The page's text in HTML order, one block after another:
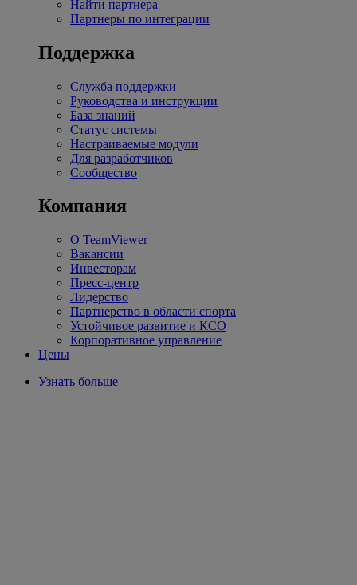
Найти партнера
Партнеры по интеграции
Поддержка
Служба поддержки
Руководства и инструкции
База знаний
Статус системы
Настраиваемые модули
Для разработчиков
Сообщество
Компания
О TeamViewer
Вакансии
Инвесторам
Пресс-центр
Лидерство
Партнерство в области спорта
Устойчивое развитие и КСО
Корпоративное управление
Цены
Узнать больше